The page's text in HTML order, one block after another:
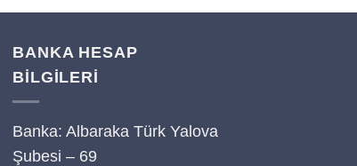
BANKA HESAP
BİLGİLERİ
Banka: Albaraka Türk Yalova
Şubesi – 69